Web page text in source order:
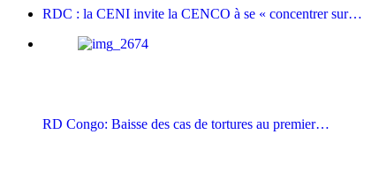
RDC : la CENI invite la CENCO à se « concentrer sur…
RD Congo: Baisse des cas de tortures au premier…